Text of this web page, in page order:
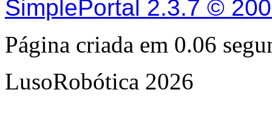
SimplePortal 2.3.7 ©
Página criada em 0.06
LusoRobótica 2026